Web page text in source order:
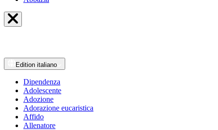
Edition italiano
Dipendenza
Adolescente
Adozione
Adorazione eucaristica
Affido
Allenatore